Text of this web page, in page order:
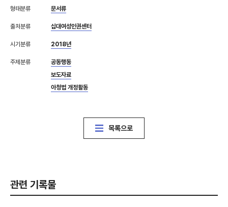
형태분류 문서류
출처분류 십대여성인권센터
시기분류 2018년
주제분류
공동행동
보도자료
아청법 개정활동
목록으로
관련 기록물